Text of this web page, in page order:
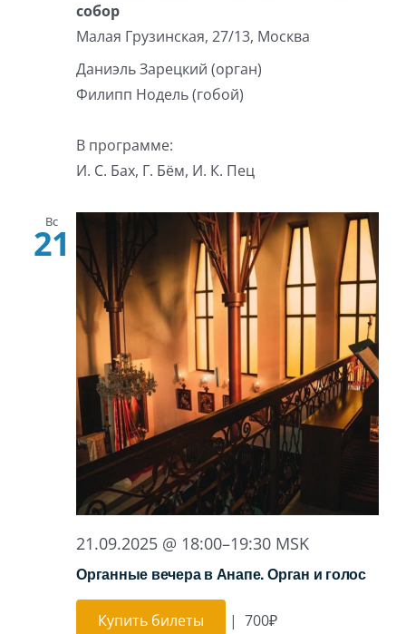
собор
Малая Грузинская, 27/13, Москва
Даниэль Зарецкий (орган)
Филипп Нодель (гобой)
В программе:
И. С. Бах, Г. Бём, И. К. Пец
Вс
21
21.09.2025 @ 18:00–19:30 MSK
Органные вечера в Анапе. Орган и голос
Купить билеты | 700₽